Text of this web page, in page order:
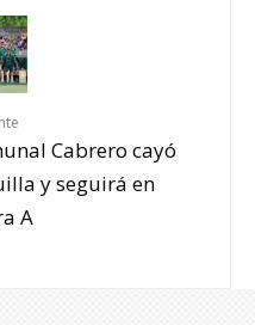
Cabrero cayó
y seguirá en
A